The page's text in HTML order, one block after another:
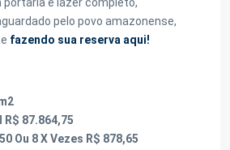
pelo povo amazonense,
fazendo sua reserva aqui!
87.864,75
Ou 8 X Vezes R$ 878,65